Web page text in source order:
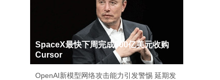
SpaceX最快下周完成600亿美元收购
Cursor
OpenAI新模型网络攻击能力引发警惕 延期发